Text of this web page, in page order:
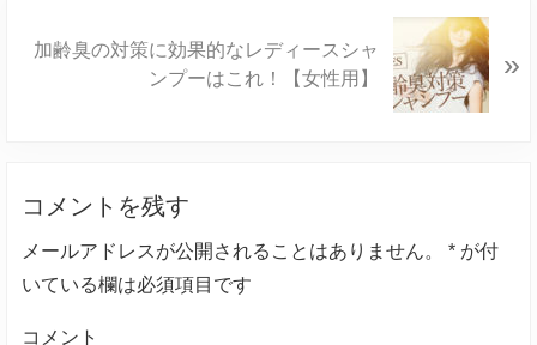
:s
:
加齢臭の対策に効果的なレディースシャ
ンプーはこれ！【女性用】
»
Interactions
コメントを残す
メールアドレスが公開されることはありません。 * が付
いている欄は必須項目です
コメント